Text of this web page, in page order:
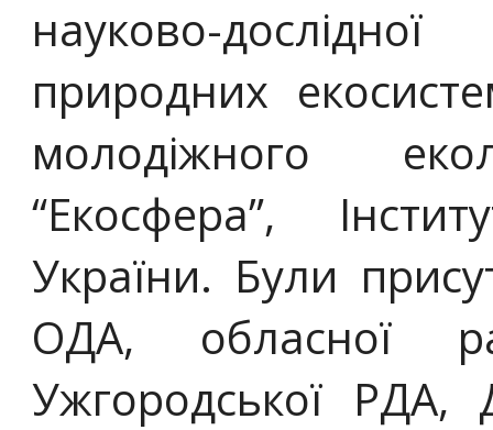
науково-
природних
молодіжного
“Екосфера”,
України. Були
ОДА, обласної
Ужгородської РДА,